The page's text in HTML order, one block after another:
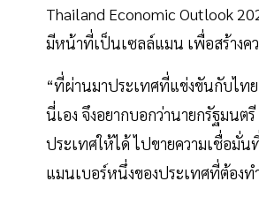
Thailand Economic Outlook
มีหน้าที่เป็นเซลล์แมน เพื่อสร้างค
“ที่ผ่านมาประเทศที่แข่งขันกับไทย
นี่เอง จึงอยากบอกว่านายกรัฐมน
ประเทศให้ได้ ไปขายความเชื่อมั่
แมนเบอร์หนึ่งของประเทศที่ต้องท